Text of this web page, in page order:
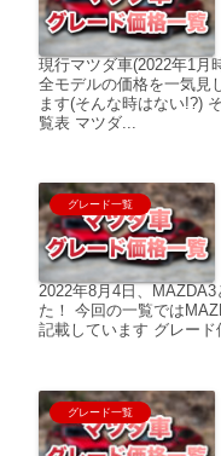
現行マツダ車(2022年1月
全モデルの価格を一気見
ます(そんな時はない!?)
覧表 マツダ...
グレード一覧
2022年8月4日、
た！ 今回の一覧では
記載しています グレー
グレード一覧